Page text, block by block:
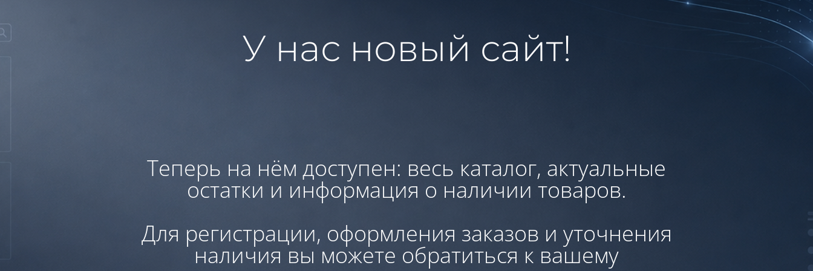
У нас новый сайт!
Теперь на нём доступен: весь каталог, актуальные
остатки и информация о наличии товаров.
Для регистрации, оформления заказов и уточнения
наличия вы можете обратиться к вашему